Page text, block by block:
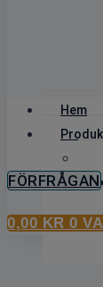
Hem
FÖRFRÅGAN
0,00 KR 0